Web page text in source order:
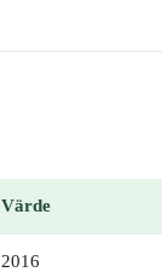
Värde
2016